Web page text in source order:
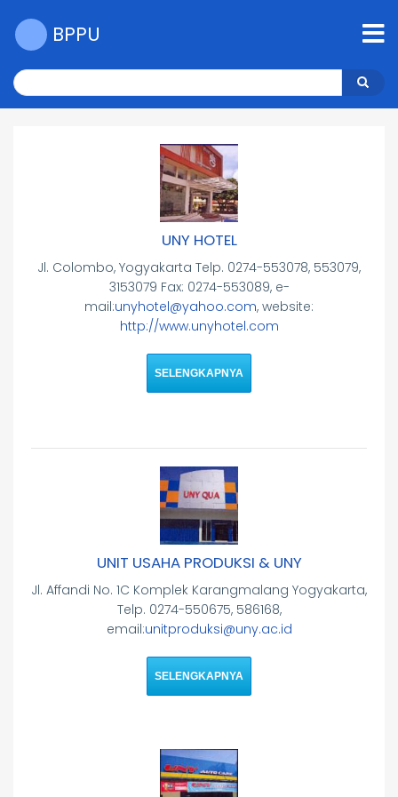
main
content
BPPU
Search
Search
UNY HOTEL
Jl. Colombo, Yogyakarta Telp. 0274-553078, 553079,
3153079 Fax: 0274-553089, e-
mail:unyhotel@yahoo.com, website:
http://www.unyhotel.com
SELENGKAPNYA
UNIT USAHA PRODUKSI & UNY
Jl. Affandi No. 1C Komplek Karangmalang Yogyakarta,
Telp. 0274-550675, 586168,
email:unitproduksi@uny.ac.id
SELENGKAPNYA